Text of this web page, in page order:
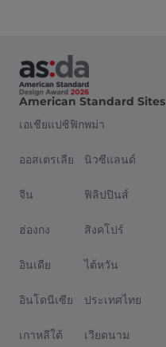
American Standard Sites
เอเชียแปซิฟิก
ออสเตรเลีย
จีน
ฮ่องกง
อินเดีย
อินโดนีเซีย
เกาหลีใต้
พม่า
นิวซีแลนด์
ฟิลิปปินส์
สิงคโปร์
ไต้หวัน
ประเทศไทย
เวียดนาม